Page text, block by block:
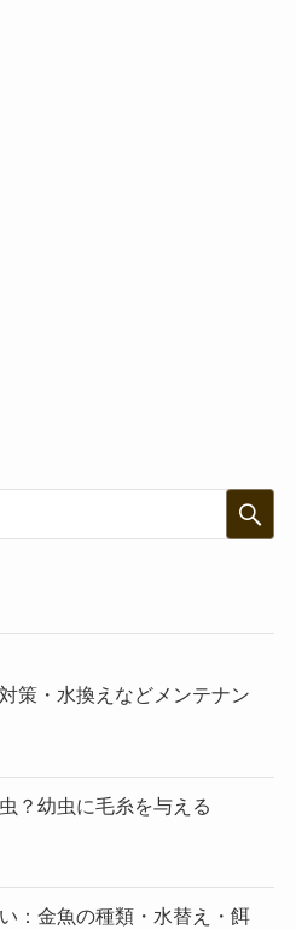
策・水換えなどメンテナン
？幼虫に毛糸を与える
：金魚の種類・水替え・餌